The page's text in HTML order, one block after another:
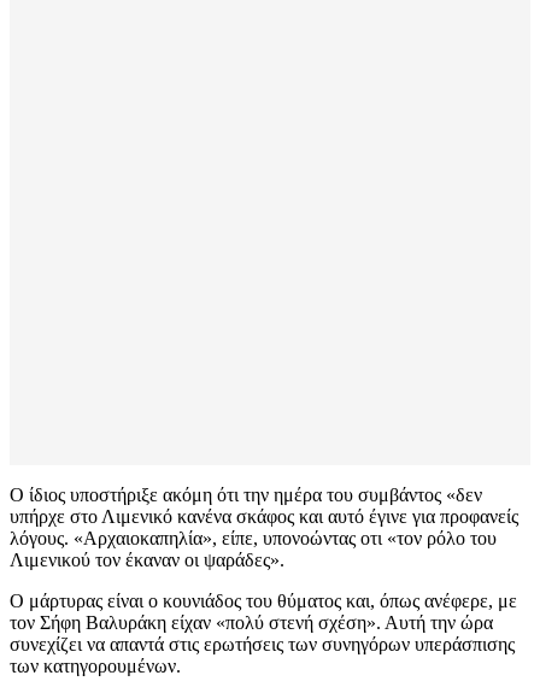
Ο ίδιος υποστήριξε ακόμη ότι την ημέρα του συμβάντος «δεν
υπήρχε στο Λιμενικό κανένα σκάφος και αυτό έγινε για προφανείς
λόγους. «Αρχαιοκαπηλία», είπε, υπονοώντας οτι «τον ρόλο του
Λιμενικού τον έκαναν οι ψαράδες».
Ο μάρτυρας είναι ο κουνιάδος του θύματος και, όπως ανέφερε, με
τον Σήφη Βαλυράκη είχαν «πολύ στενή σχέση». Αυτή την ώρα
συνεχίζει να απαντά στις ερωτήσεις των συνηγόρων υπεράσπισης
των κατηγορουμένων.